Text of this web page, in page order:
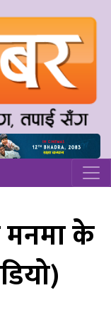
मनमा के